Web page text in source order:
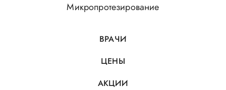
Микропротезирование
ВРАЧИ
ЦЕНЫ
АКЦИИ